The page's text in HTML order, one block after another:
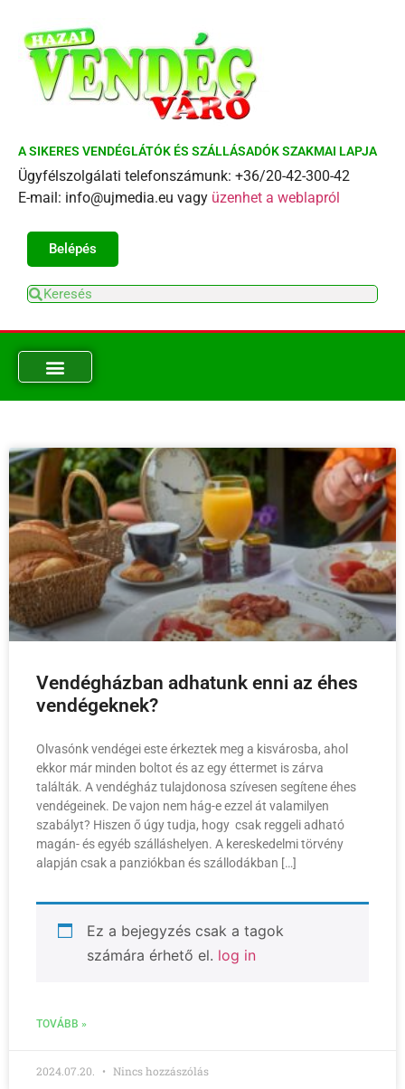
A SIKERES VENDÉGLÁTÓK ÉS SZÁLLÁSADÓK SZAKMAI LAPJA
Ügyfélszolgálati telefonszámunk: +36/20-42-300-42
E-mail: info@ujmedia.eu vagy üzenhet a weblapról
Belépés
Vendégházban adhatunk enni az éhes
vendégeknek?
Olvasónk vendégei este érkeztek meg a kisvárosba, ahol
ekkor már minden boltot és az egy éttermet is zárva
találták. A vendégház tulajdonosa szívesen segítene éhes
vendégeinek. De vajon nem hág-e ezzel át valamilyen
szabályt? Hiszen ő úgy tudja, hogy csak reggeli adható
magán- és egyéb szálláshelyen. A kereskedelmi törvény
alapján csak a panziókban és szállodákban […]
Ez a bejegyzés csak a tagok
számára érhető el. log in
TOVÁBB »
2024.07.20. Nincs hozzászólás